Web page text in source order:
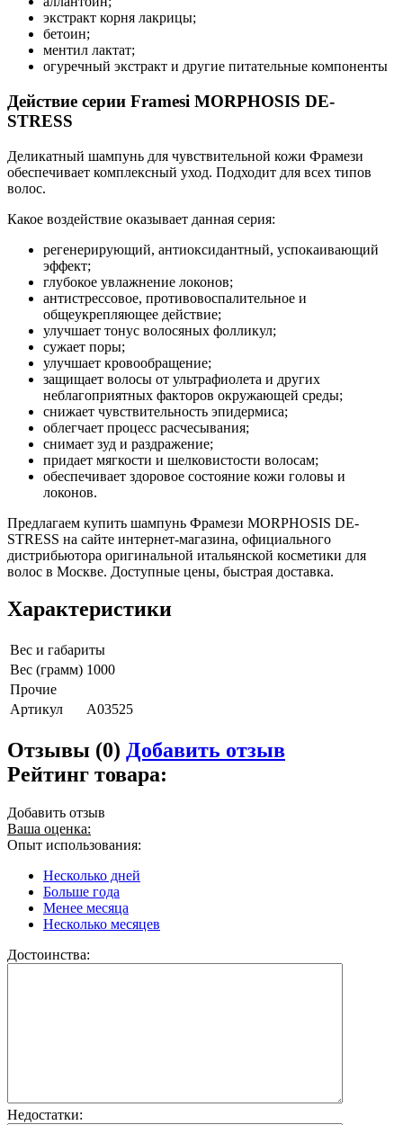
экстракт корня лакрицы;
бетоин;
ментил лактат;
огуречный экстракт и другие питательные компоненты
Действие серии Framesi MORPHOSIS DE-
STRESS
Деликатный шампунь для чувствительной кожи Фрамези
обеспечивает комплексный уход. Подходит для всех типов
волос.
Какое воздействие оказывает данная серия:
регенерирующий, антиоксидантный, успокаивающий
эффект;
глубокое увлажнение локонов;
антистрессовое, противовоспалительное и
общеукрепляющее действие;
улучшает тонус волосяных фолликул;
сужает поры;
улучшает кровообращение;
защищает волосы от ультрафиолета и других
неблагоприятных факторов окружающей среды;
снижает чувствительность эпидермиса;
облегчает процесс расчесывания;
снимает зуд и раздражение;
придает мягкости и шелковистости волосам;
обеспечивает здоровое состояние кожи головы и
локонов.
Предлагаем купить шампунь Фрамези MORPHOSIS DE-
STRESS на сайте интернет-магазина, официального
дистрибьютора оригинальной итальянской косметики для
волос в Москве. Доступные цены, быстрая доставка.
Характеристики
Вес и габариты
Вес (грамм) 1000
Прочие
Артикул
A03525
Отзывы (0) Добавить отзыв
Рейтинг товара:
Добавить отзыв
Ваша оценка:
Опыт использования:
Несколько дней
Больше года
Менее месяца
Несколько месяцев
Достоинства:
Недостатки: